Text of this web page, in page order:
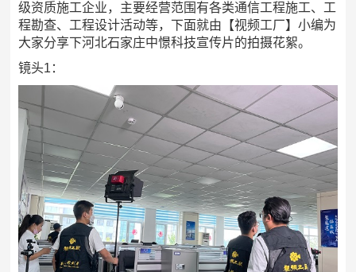
级资质施工企业，主要经营范围有各类通信工程施工、工
程勘查、工程设计活动等，下面就由【视频工厂】小编为
大家分享下河北石家庄中憬科技宣传片的拍摄花絮。
镜头1：